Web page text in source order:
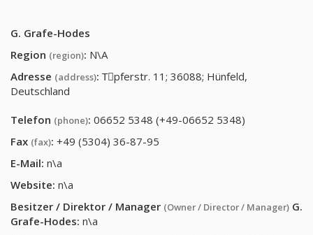
G. Grafe-Hodes
Region (region): N\A
Adresse (address): Tِpferstr. 11; 36088; Hünfeld,
Deutschland
Telefon (phone): 06652 5348 (+49-06652 5348)
Fax (fax): +49 (5304) 36-87-95
E-Mail: n\a
Website: n\a
Besitzer / Direktor / Manager (Owner / Director / Manager) G.
Grafe-Hodes: n\a